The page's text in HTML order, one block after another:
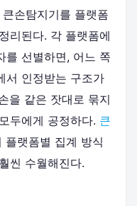
손탐지기를 플랫폼
리된다. 각 플랫폼에
를 선별하면, 어느 쪽
서 인정받는 구조가
을 같은 잣대로 묶지
두에게 공정하다. 큰
플랫폼별 집계 방식
씬 수월해진다.